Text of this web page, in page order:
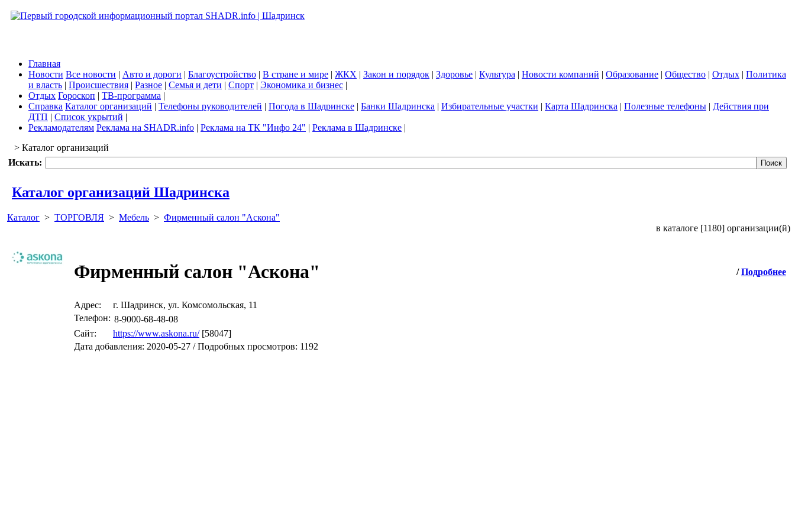
Главная
Новости Все новости | Авто и дороги | Благоустройство | В стране и мире | ЖКХ | Закон и порядок | Здоровье | Культура | Новости компаний | Образование | Общество | Отдых | Политика
и власть | Происшествия | Разное | Семья и дети | Спорт | Экономика и бизнес |
Отдых Гороскоп | ТВ-программа |
Справка Каталог организаций | Телефоны руководителей | Погода в Шадринске | Банки Шадринска | Избирательные участки | Карта Шадринска | Полезные телефоны | Действия при
ДТП | Список укрытий |
Рекламодателям Реклама на SHADR.info | Реклама на ТК "Инфо 24" | Реклама в Шадринске |
> Каталог организаций
Искать:
Каталог организаций Шадринска
Каталог > ТОРГОВЛЯ > Мебель > Фирменный салон "Аскона"
в каталоге [1180] организации(й)
Фирменный салон "Аскона" / Подробнее
Адрес:
г. Шадринск, ул. Комсомольская, 11
Телефон: 8-9000-68-48-08
Сайт:
https://www.askona.ru/[58047]
Дата добавления: 2020-05-27 / Подробных просмотров: 1192